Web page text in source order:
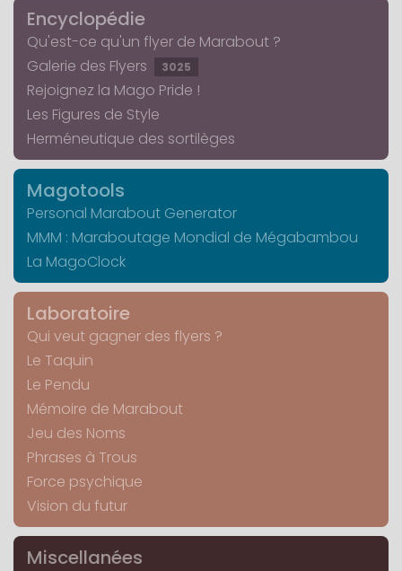
Encyclopédie
Qu'est-ce qu'un flyer de Marabout ?
Galerie des Flyers
3025
Rejoignez la Mago Pride !
Les Figures de Style
Herméneutique des sortilèges
Magotools
Personal Marabout Generator
MMM : Maraboutage Mondial de Mégabambou
La MagoClock
Laboratoire
Qui veut gagner des flyers ?
Le Taquin
Le Pendu
Mémoire de Marabout
Jeu des Noms
Phrases à Trous
Force psychique
Vision du futur
Miscellanées